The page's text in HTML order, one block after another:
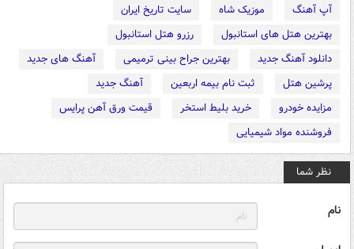
آپ آهنگ موزیک شاه
سایت تاریخ ایران
بهترین هتل های استانبول
رزرو هتل استانبول
دانلود آهنگ جدید
بهترین جراح بینی ترمیمی
آهنگ های جدید
پرشین هتل
ثبت نام بیمه اربعین
آهنگ جدید
مزایده خودرو
خرید بلیط استخر
قیمت ورق آهن پرایس
فروشنده مواد شیمیایی
نظر شما
نام